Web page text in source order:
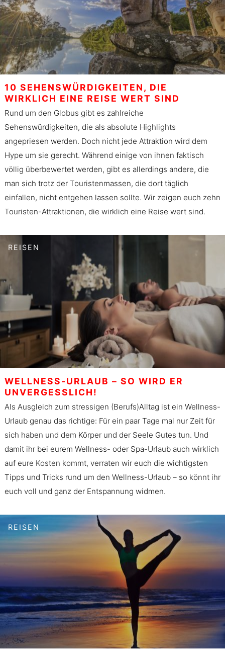
10 SEHENSWÜRDIGKEITEN, DIE
WIRKLICH EINE REISE WERT SIND
Rund um den Globus gibt es zahlreiche
Sehenswürdigkeiten, die als absolute Highlights
angepriesen werden. Doch nicht jede Attraktion wird dem
Hype um sie gerecht. Während einige von ihnen faktisch
völlig überbewertet werden, gibt es allerdings andere, die
man sich trotz der Touristenmassen, die dort täglich
einfallen, nicht entgehen lassen sollte. Wir zeigen euch zehn
Touristen-Attraktionen, die wirklich eine Reise wert sind.
REISEN
WELLNESS-URLAUB – SO WIRD ER
UNVERGESSLICH!
Als Ausgleich zum stressigen (Berufs)Alltag ist ein Wellness-
Urlaub genau das richtige: Für ein paar Tage mal nur Zeit für
sich haben und dem Körper und der Seele Gutes tun. Und
damit ihr bei eurem Wellness- oder Spa-Urlaub auch wirklich
auf eure Kosten kommt, verraten wir euch die wichtigsten
Tipps und Tricks rund um den Wellness-Urlaub – so könnt ihr
euch voll und ganz der Entspannung widmen.
REISEN